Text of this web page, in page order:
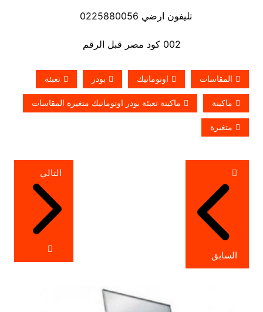
تليفون ارضي 0225880056
002 كود مصر قبل الرقم
المقاسات اوتوماتيك بودر تعبئة
ماكينة ماكينة تعبئة بودر اوتوماتيك متغيرة المقاسات
متغيرة
تصفّح
المقالات
السابق
التالي